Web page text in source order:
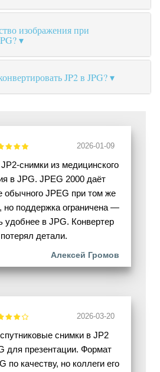
изображения при
JP2 в JPG?
2026-01-09
снимки из медицинского
в JPG. JPEG 2000 даёт
обычного JPEG при том же
но поддержка ограничена —
удобнее в JPG. Конвертер
детали.
Алексей Громов
2026-03-20
снимки в JP2
для презентации. Формат
по качеству, но коллеги его